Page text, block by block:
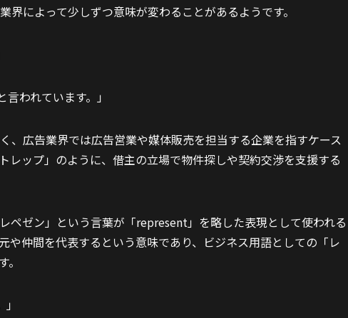
によって少しずつ意味が変わることがあるようです。
われています。」
、広告業界では広告営業や媒体販売を担当する企業を指すケース
レップ」のように、借主の立場で物件探しや契約交渉を支援する
ペゼン」という言葉が「represent」を略した表現として使われる
や仲間を代表するという意味であり、ビジネス用語としての「レ